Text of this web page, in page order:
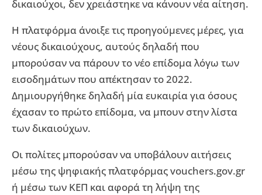
δικαιούχοι, δεν χρειάστηκε να κάνουν νέα αίτηση.
Η πλατφόρμα άνοιξε τις προηγούμενες μέρες, για
νέους δικαιούχους, αυτούς δηλαδή που
μπορούσαν να πάρουν το νέο επίδομα λόγω των
εισοδημάτων που απέκτησαν το 2022.
Δημιουργήθηκε δηλαδή μία ευκαιρία για όσους
έχασαν το πρώτο επίδομα, να μπουν στην λίστα
των δικαιούχων.
Οι πολίτες μπορούσαν να υποβάλουν αιτήσεις
μέσω της ψηφιακής πλατφόρμας vouchers.gov.gr
ή μέσω των ΚΕΠ και αφορά τη λήψη της